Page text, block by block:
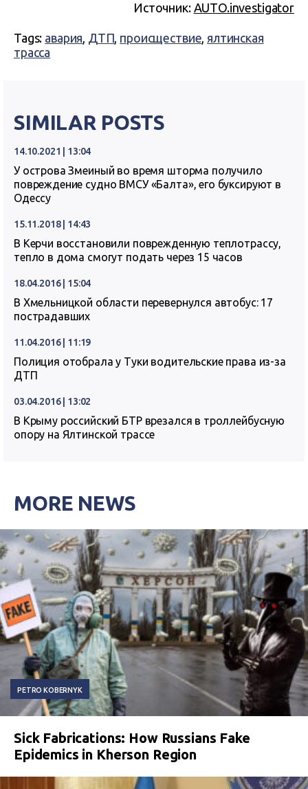
Источник: AUTO.investigator
Tags: авария, ДТП, происществие, ялтинская
трасса
SIMILAR POSTS
14.10.2021 | 13:04
У острова Змеиный во время шторма получило
повреждение судно ВМСУ «Балта», его буксируют в
Одессу
15.11.2018 | 14:43
В Керчи восстановили поврежденную теплотрассу,
тепло в дома смогут подать через 15 часов
18.04.2016 | 15:04
В Хмельницкой области перевернулся автобус: 17
пострадавших
11.04.2016 | 11:19
Полиция отобрала у Туки водительские права из-за
ДТП
03.04.2016 | 13:02
В Крыму российский БТР врезался в троллейбусную
опору на Ялтинской трассе
MORE NEWS
PETRO KOBERNYK
Sick Fabrications: How Russians Fake
Epidemics in Kherson Region